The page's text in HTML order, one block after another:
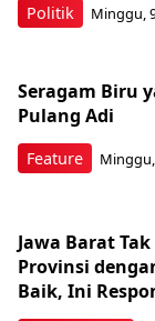
Politik Minggu,
Feature
Seragam Biru
Pulang Adi
Jawa Barat
Provinsi
Baik, Ini